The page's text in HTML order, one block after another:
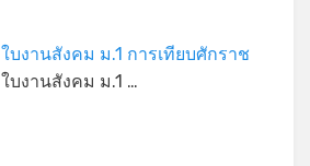
ใบงานสังคม ม.1 การเทียบศักราช
ใบงานสังคม ม.1 …